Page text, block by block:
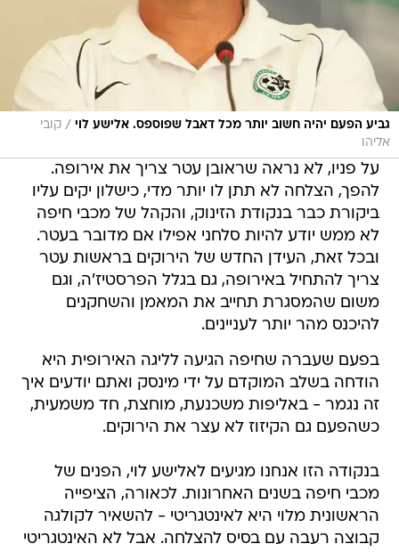
גביע הפעם יהיה חשוב יותר מכל דאבל שפוספס. אלישע לוי / קובי
אליהו
על פניו, לא נראה שראובן עטר צריך את אירופה.
להפך, הצלחה לא תתן לו יותר מדי, כישלון יקים עליו
ביקורת כבר בנקודת הזינוק, והקהל של מכבי חיפה
לא ממש יודע להיות סלחני אפילו אם מדובר בעטר.
ובכל זאת, העידן החדש של הירוקים בראשות עטר
צריך להתחיל באירופה, גם בגלל הפרסטיז'ה, וגם
משום שהמסגרת תחייב את המאמן והשחקנים
להיכנס מהר יותר לעניינים.
בפעם שעברה שחיפה הגיעה לליגה האירופית היא
הודחה בשלב המוקדם על ידי מינסק ואתם יודעים איך
זה נגמר - באליפות משכנעת, מוחצת, חד משמעית,
כשהפעם גם הקיזוז לא עצר את הירוקים.
בנקודה הזו אנחנו מגיעים לאלישע לוי, הפנים של
מכבי חיפה בשנים האחרונות. לכאורה, הציפייה
הראשונית מלוי היא לאינטגריטי - להשאיר לקולגה
קבוצה רעבה עם בסיס להצלחה. אבל לא האינטגריטי